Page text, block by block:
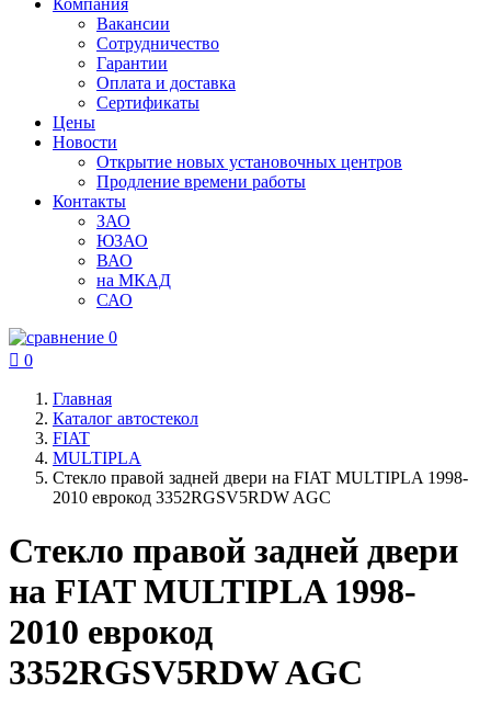
Компания
Вакансии
Сотрудничество
Гарантии
Оплата и доставка
Сертификаты
Цены
Новости
Открытие новых установочных центров
Продление времени работы
Контакты
ЗАО
ЮЗАО
ВАО
на МКАД
САО
0
 0
Главная
Каталог автостекол
FIAT
MULTIPLA
Стекло правой задней двери на FIAT MULTIPLA 1998-
2010 еврокод 3352RGSV5RDW AGC
Стекло правой задней двери
на FIAT MULTIPLA 1998-
2010 еврокод
3352RGSV5RDW AGC